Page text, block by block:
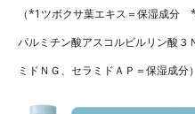
（*1ツボクサ葉エキス＝保湿成
パルミチン酸アスコルビルリン酸
ミドＮＧ、セラミドＡＰ＝保湿成分）